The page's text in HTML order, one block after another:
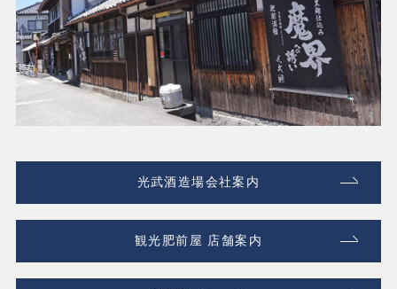
光武酒造場会社案内
観光肥前屋 店舗案内